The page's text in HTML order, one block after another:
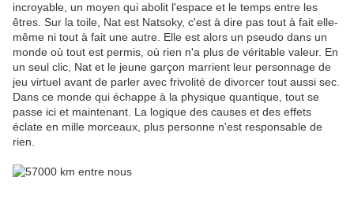
incroyable, un moyen qui abolit l'espace et le temps entre les
êtres. Sur la toile, Nat est Natsoky, c'est à dire pas tout à fait elle-
même ni tout à fait une autre. Elle est alors un pseudo dans un
monde où tout est permis, où rien n'a plus de véritable valeur. En
un seul clic, Nat et le jeune garçon marrient leur personnage de
jeu virtuel avant de parler avec frivolité de divorcer tout aussi sec.
Dans ce monde qui échappe à la physique quantique, tout se
passe ici et maintenant. La logique des causes et des effets
éclate en mille morceaux, plus personne n'est responsable de
rien.